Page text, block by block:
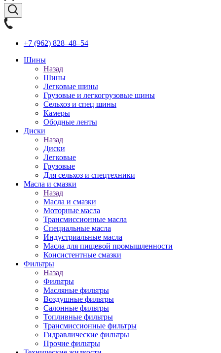
+7 (962) 828‒48‒54
Шины
Назад
Шины
Легковые шины
Грузовые и легкогрузовые шины
Сельхоз и спец шины
Камеры
Ободные ленты
Диски
Назад
Диски
Легковые
Грузовые
Для сельхоз и спецтехники
Масла и смазки
Назад
Масла и смазки
Моторные масла
Трансмиссионные масла
Специальные масла
Индустриальные масла
Масла для пищевой промышленности
Консистентные смазки
Фильтры
Назад
Фильтры
Масляные фильтры
Воздушные фильтры
Салонные фильтры
Топливные фильтры
Трансмиссионные фильтры
Гидравлические фильтры
Прочие фильтры